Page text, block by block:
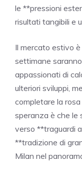
le **pressioni
risultati tangibili e
Il mercato estivo
settimane
appassionati di
ulteriori sviluppi,
completare la
speranza è che le
verso **traguardi
**tradizione di
Milan nel